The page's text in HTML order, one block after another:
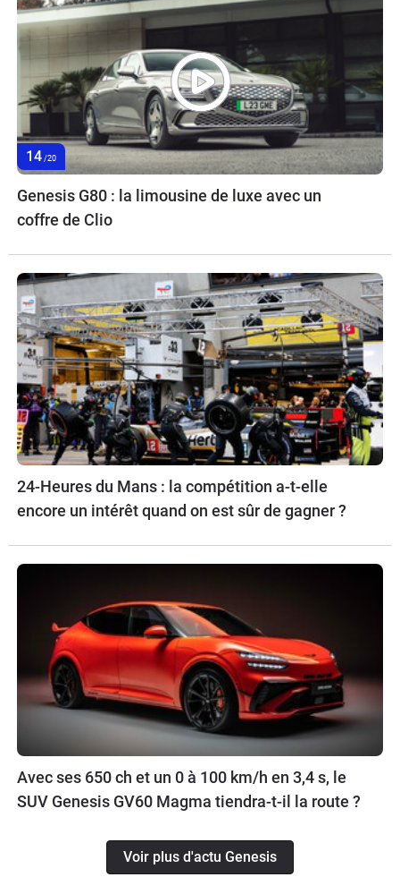
14 /20
Genesis G80 : la limousine de luxe avec un
coffre de Clio
24-Heures du Mans : la compétition a-t-elle
encore un intérêt quand on est sûr de gagner ?
Avec ses 650 ch et un 0 à 100 km/h en 3,4 s, le
SUV Genesis GV60 Magma tiendra-t-il la route ?
Voir plus d'actu Genesis